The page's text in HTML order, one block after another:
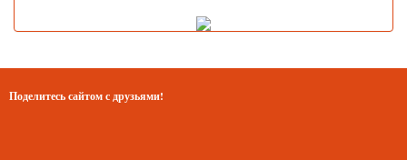
Поделитесь сайтом с друзьями!